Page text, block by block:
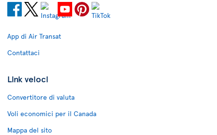
App di Air Transat
Contattaci
Link veloci
Convertitore di valuta
Voli economici per il Canada
Mappa del sito